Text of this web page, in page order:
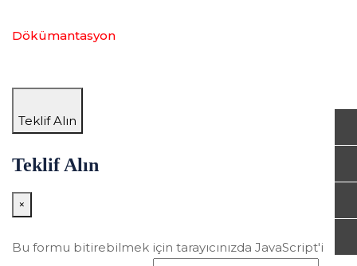
Dökümantasyon
Teklif Alın
Teklif Alın
×
Bu formu bitirebilmek için tarayıcınızda JavaScript'i